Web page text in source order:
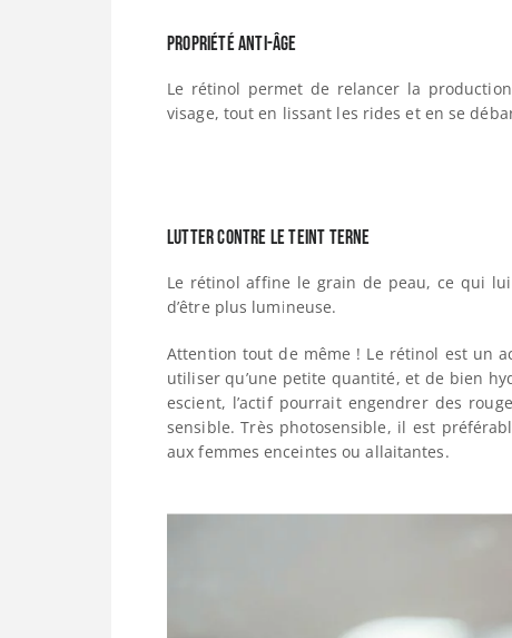
Propriété anti-âge
Le rétinol permet de relancer la
visage, tout en lissant les rides et en se
Lutter contre le teint terne
Le rétinol affine le grain de peau, ce qui
d’être plus lumineuse.
Attention tout de même ! Le rétinol est un
utiliser qu’une petite quantité, et de bien
escient, l’actif pourrait engendrer des
sensible. Très photosensible, il est
aux femmes enceintes ou allaitantes.